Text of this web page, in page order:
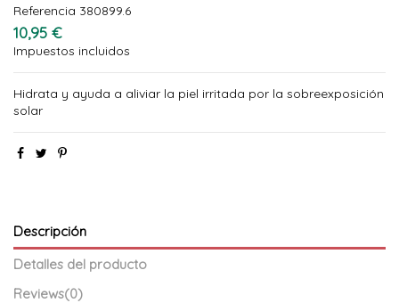
Referencia 380899.6
10,95 €
Impuestos incluidos
Hidrata y ayuda a aliviar la piel irritada por la sobreexposición
solar
Descripción
Detalles del producto
Reviews(0)